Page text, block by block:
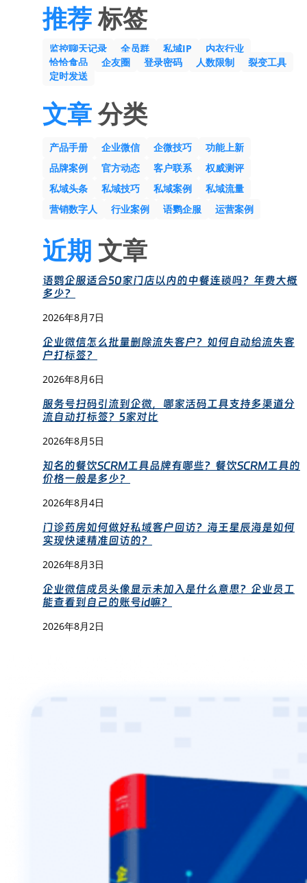
推荐标签
监控聊天记录 全员群 私域IP
内衣行业
恰恰食品
企友圈 登录密码 人数限制
裂变工具
定时发送
文章分类
产品手册 企业微信 企微技巧
功能上新
品牌案例
官方动态 客户联系
权威测评
私域头条
私域技巧 私域案例
私域流量
营销数字人
行业案例 语鹦企服 运营案例
近期 文章
语鹦企服适合50家门店以内的中餐连锁吗？年费大概
多少？
2026年8月7日
企业微信怎么批量删除流失客户？如何自动给流失客
户打标签？
2026年8月6日
服务号扫码引流到企微，哪家活码工具支持多渠道分
流自动打标签？5家对比
2026年8月5日
知名的餐饮SCRM工具品牌有哪些？餐饮SCRM工具的
价格一般是多少？
2026年8月4日
门诊药房如何做好私域客户回访？海王星辰海是如何
实现快速精准回访的？
2026年8月3日
企业微信成员头像显示未加入是什么意思？企业员工
能查看到自己的账号id嘛？
2026年8月2日